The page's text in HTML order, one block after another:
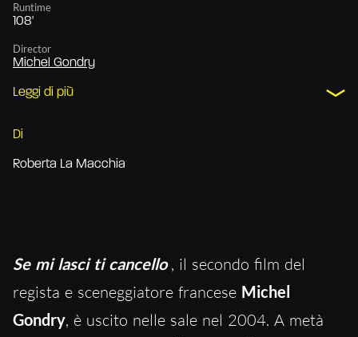
Runtime
108'
Director
Michel Gondry
Leggi di più
Di
Roberta La Macchia
Se mi lasci ti cancello , il secondo film del
regista e sceneggiatore francese Michel
Gondry, è uscito nelle sale nel 2004. A metà